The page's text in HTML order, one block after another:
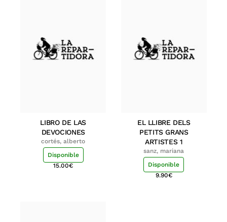
LIBRO DE LAS
DEVOCIONES
cortés, alberto
Disponible
15.00€
EL LLIBRE DELS
PETITS GRANS
ARTISTES 1
sanz, mariana
Disponible
9.90€